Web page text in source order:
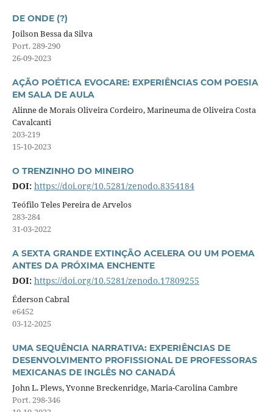
DE ONDE (?)
Joilson Bessa da Silva
Port. 289-290
26-09-2023
AÇÃO POÉTICA EVOCARE: EXPERIÊNCIAS COM POESIA
EM SALA DE AULA
Alinne de Morais Oliveira Cordeiro, Marineuma de Oliveira Costa
Cavalcanti
203-219
15-10-2023
O TRENZINHO DO MINEIRO
DOI: https://doi.org/10.5281/zenodo.8354184
Teófilo Teles Pereira de Arvelos
283-284
31-03-2022
A SEXTA GRANDE EXTINÇÃO ACELERA OU UM POEMA
ANTES DA PRÓXIMA ENCHENTE
DOI: https://doi.org/10.5281/zenodo.17809255
Éderson Cabral
e6452
03-12-2025
UMA SEQUÊNCIA NARRATIVA: EXPERIÊNCIAS DE
DESENVOLVIMENTO PROFISSIONAL DE PROFESSORAS
MEXICANAS DE INGLÊS NO CANADÁ
John L. Plews, Yvonne Breckenridge, Maria-Carolina Cambre
Port. 298-346